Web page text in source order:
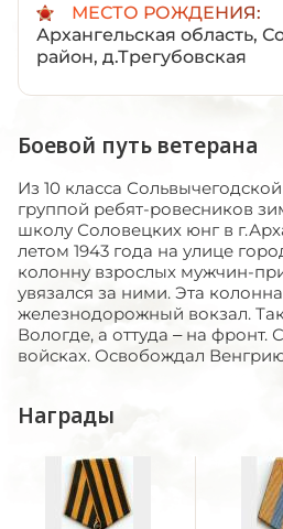
МЕСТО РОЖДЕНИЯ:
Архангельская область,
район, д.Трегубовская
Боевой путь ветерана
Из 10 класса
группой ребят-ровесников
школу Соловецких юнг в
летом 1943 года на улице
колонну взрослых мужчин-
увязался за ними. Эта
железнодорожный вокзал.
Вологде, а оттуда – на фронт.
войсках. Освобождал
Награды